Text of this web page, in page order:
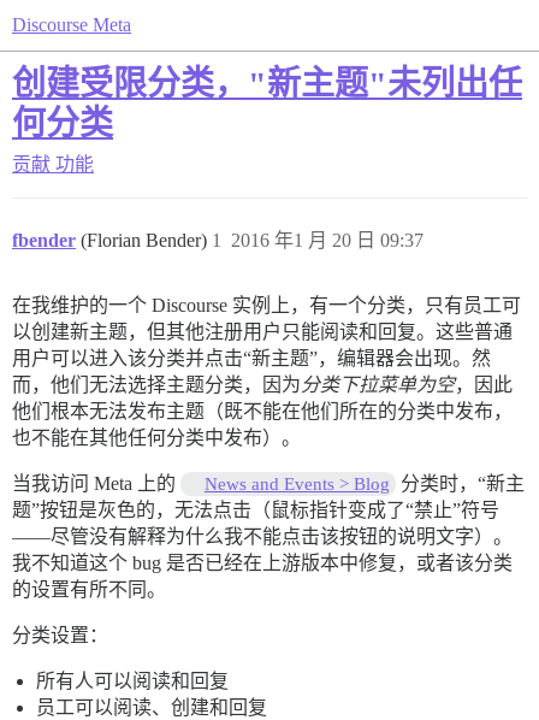
Discourse Meta
创建受限分类，"新主题"未列出任
何分类
贡献 功能
fbender (Florian Bender) 2016 年1 月 20 日 09:37
1
在我维护的一个 Discourse 实例上，有一个分类，只有员工可
以创建新主题，但其他注册用户只能阅读和回复。这些普通
用户可以进入该分类并点击“新主题”，编辑器会出现。然
而，他们无法选择主题分类，因为分类下拉菜单为空，因此
他们根本无法发布主题（既不能在他们所在的分类中发布，
也不能在其他任何分类中发布）。
当我访问 Meta 上的 News and Events > Blog
分类时，“新主
题”按钮是灰色的，无法点击（鼠标指针变成了“禁止”符号
——尽管没有解释为什么我不能点击该按钮的说明文字）。
我不知道这个 bug 是否已经在上游版本中修复，或者该分类
的设置有所不同。
分类设置：
所有人可以阅读和回复
员工可以阅读、创建和回复